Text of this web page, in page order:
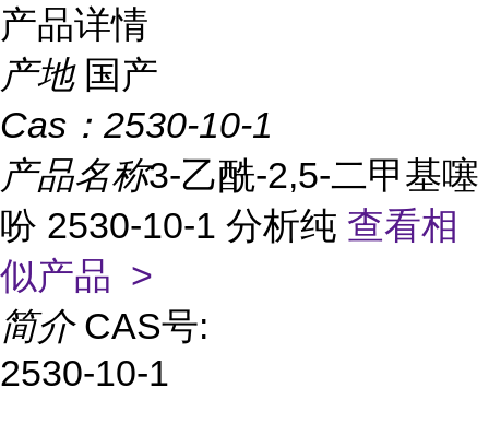
产品详情
产地 国产
Cas： 2530-10-1
产品名称3-乙酰-2,5-二甲基噻
吩 2530-10-1 分析纯 查看相
似产品 >
简介 CAS号:
2530-10-1